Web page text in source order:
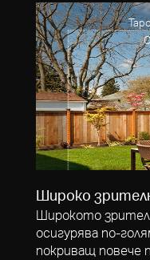
Широко
Широкото
осигурява по-
покриващ повече